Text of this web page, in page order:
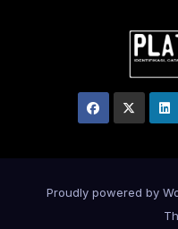
Proudly powered by